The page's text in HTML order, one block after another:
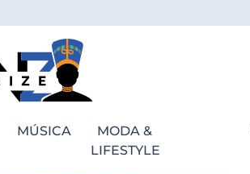
MÚSICA
MODA &
LIFESTYLE